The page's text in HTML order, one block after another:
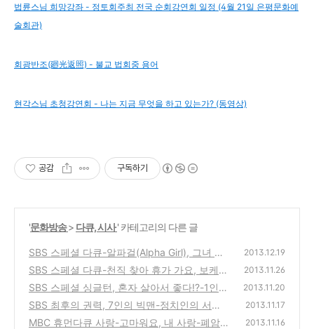
법륜스님 희망강좌 - 정토회주최 전국 순회강연회 일정 (4월 21일 은평문화예
술회관)
회광반조(廻光返照) - 불교 법회중 용어
현각스님 초청강연회 - 나는 지금 무엇을 하고 있는가? (동영상)
공감 구독하기
'문화방송> 다큐, 시사' 카테고리의 다른 글
SBS 스페셜 다큐-알파걸(Alpha Girl), 그녀 그
들이 빛나는 이유는?
(0)
2013.12.19
SBS 스페셜 다큐-천직 찾아 휴가 가요, 보케
베케로 자신의 꿈을 찾아가는 사람들의 이야기
(2)
2013.11.26
SBS 스페셜 싱글턴, 혼자 살아서 좋다!?-1인가
구와 복지에 대한 문제점을 다룬 다큐방송
2013.11.20
SBS 최후의 권력, 7인의 빅맨-정치인의 서바
이벌 게임으로 본 권력 대탐사 다큐멘터리 방
2013.11.17
MBC 휴먼다큐 사랑-고마워요, 내 사랑-폐암
2013.11.16